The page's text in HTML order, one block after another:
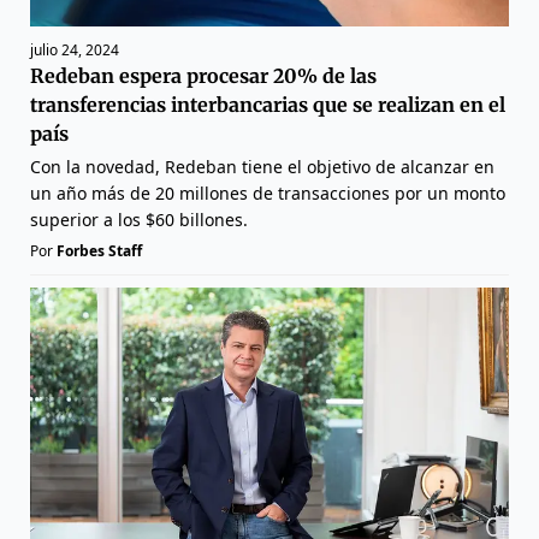
julio 24, 2024
Redeban espera procesar 20% de las
transferencias interbancarias que se realizan en el
país
Con la novedad, Redeban tiene el objetivo de alcanzar en
un año más de 20 millones de transacciones por un monto
superior a los $60 billones.
Por Forbes Staff